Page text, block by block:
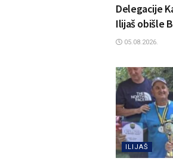
Delegacije
Ilijaš obišle
05.08.2026.
ILIJAŠ